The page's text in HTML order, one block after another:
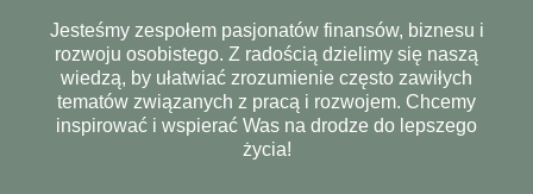
Jesteśmy zespołem pasjonatów finansów, biznesu i
rozwoju osobistego. Z radością dzielimy się naszą
wiedzą, by ułatwiać zrozumienie często zawiłych
tematów związanych z pracą i rozwojem. Chcemy
inspirować i wspierać Was na drodze do lepszego
życia!